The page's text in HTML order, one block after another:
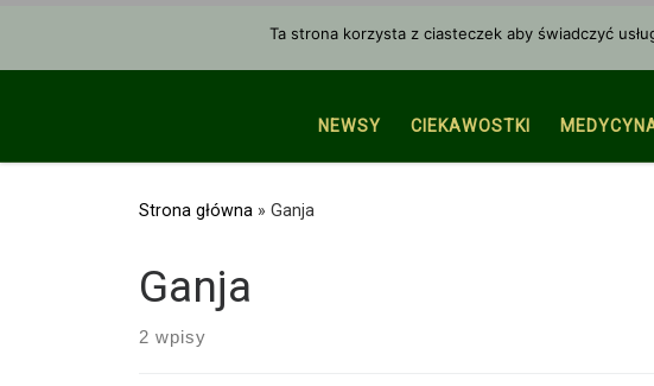
NEWSY CIEKAWOSTKI
Strona główna » Ganja
Ganja
2 wpisy
Ta strona korzysta z ciasteczek aby świadczyć